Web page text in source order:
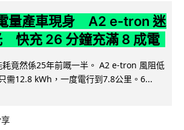
量產車現身 A2 e-tron 迷
快充 26 分鐘充滿 8 成電
竟然係25年前嘅一半。 A2 e-tron 風阻低
需12.8 kWh，一度電行到7.8公里。6...